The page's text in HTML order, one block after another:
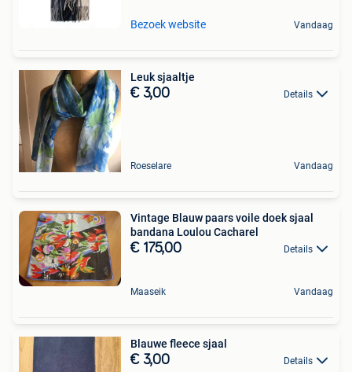
Bezoek website Vandaag
Leuk sjaaltje
€ 3,00 Details
Roeselare Vandaag
Vintage Blauw paars voile doek sjaal
bandana Loulou Cacharel
€ 175,00 Details
Maaseik Vandaag
Blauwe fleece sjaal
€ 3,00 Details